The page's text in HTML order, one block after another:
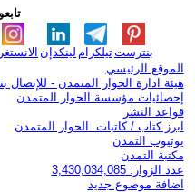
لينكدإن تيلكرامبنترست
الموقع الرئيسي
هيئة ادارة الحوار المتمدن - للإتصال
إحصائيات مؤسسة الحوار المتمدن
قواعد النشر
ابرز كتاب / كاتبات الحوار المتمدن
يوتيوب التمدن
مكتبة التمدن
عدد الزوار: 3,430,034,085
اضافة موضوع جديد